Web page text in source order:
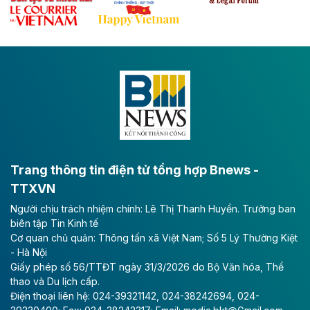
Đề xuất đầu tư 11.500 tỷ đồng xây dựng cao
tốc CT.11 qua Ninh Bình
Đông A dài khoảng 25,1 km được kỳ vọng sẽ tạo động
lực phát triển kinh tế - xã hội khu vực phía Nam đồng
Long Thành
Tổng công ty Cảng hàng không Việt Nam - CTCP
(ACV) vừa lập kỷ lục mới về lợi nhuận trong quý
II/2026.
Theo baodautu.vn
Vinaconex lập đỉnh doanh thu
Tổng CTCP Xuất nhập khẩu và Xây dựng Việt Nam
Trang thông tin điện tử tổng hợp Bnews -
TTXVN
Người chịu trách nhiệm chính: Lê Thị Thanh Huyền. Trưởng ban
biên tập Tin Kinh tế
Cơ quan chủ quản: Thông tấn xã Việt Nam; Số 5 Lý Thường Kiệt
- Hà Nội
Giấy phép số 56/TTĐT ngày 31/3/2026 do Bộ Văn hóa, Thể
thao và Du lịch cấp.
Điện thoại liên hệ: 024-39321142, 024-38242694, 024-